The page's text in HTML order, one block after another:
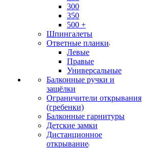
300
350
500 +
Шпингалеты
Ответные планки
Левые
Правые
Универсальные
Балконные ручки и
защёлки
Ограничители открывания
(гребенки)
Балконные гарнитуры
Детские замки
Дистанционное
открывание